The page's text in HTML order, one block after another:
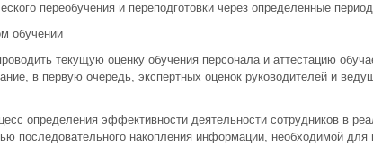
переобучения и переподготовки через определенные
обучении
текущую оценку обучения персонала и аттестацию
в первую очередь, экспертных оценок руководителей и
определения эффективности деятельности сотрудников в
последовательного накопления информации, необходимой для